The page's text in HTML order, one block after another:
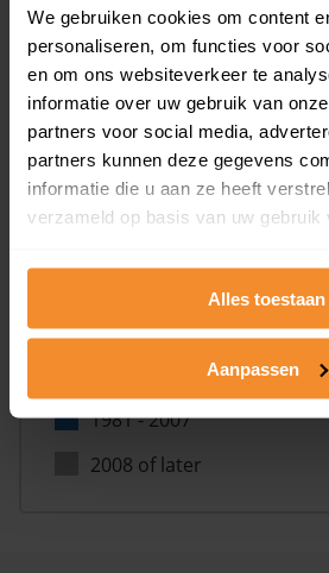
We gebruiken cookies om content
personaliseren, om functies voor
en om ons websiteverkeer te
informatie over uw gebruik van
partners voor social media,
partners kunnen deze gegevens
informatie die u aan ze heeft
verzameld op basis van uw gebruik
Alles toestaan
Aanpassen
Bouwjaar
T/m 1945
1981 - 2007
2008 of later